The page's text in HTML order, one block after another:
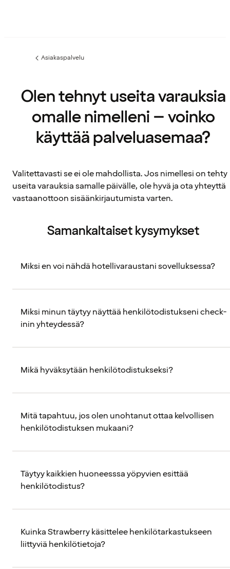
Edellinen
Asiakaspalvelu
Olen tehnyt useita varauksia
omalle nimelleni – voinko
käyttää palveluasemaa?
Valitettavasti se ei ole mahdollista. Jos nimellesi on tehty
useita varauksia samalle päivälle, ole hyvä ja ota yhteyttä
vastaanottoon sisäänkirjautumista varten.
Samankaltaiset kysymykset
Miksi en voi nähdä hotellivaraustani sovelluksessa?
Miksi minun täytyy näyttää henkilötodistukseni check-
inin yhteydessä?
Mikä hyväksytään henkilötodistukseksi?
Mitä tapahtuu, jos olen unohtanut ottaa kelvollisen
henkilötodistuksen mukaani?
Täytyy kaikkien huoneesssa yöpyvien esittää
henkilötodistus?
Kuinka Strawberry käsittelee henkilötarkastukseen
liittyviä henkilötietoja?